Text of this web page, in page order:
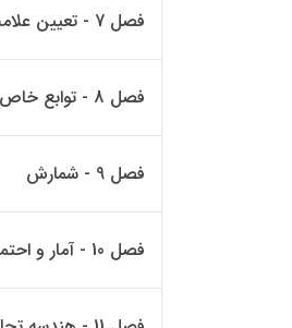
فصل 7 - تعیین علامت
فصل 8 - توابع خاص
فصل 9 - شمارش
فصل 10 - آمار و احتمال